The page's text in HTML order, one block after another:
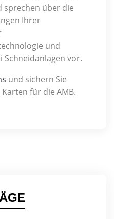
sprechen über die
Ihrer
und
Schneidanlagen vor.
und sichern Sie
für die AMB.